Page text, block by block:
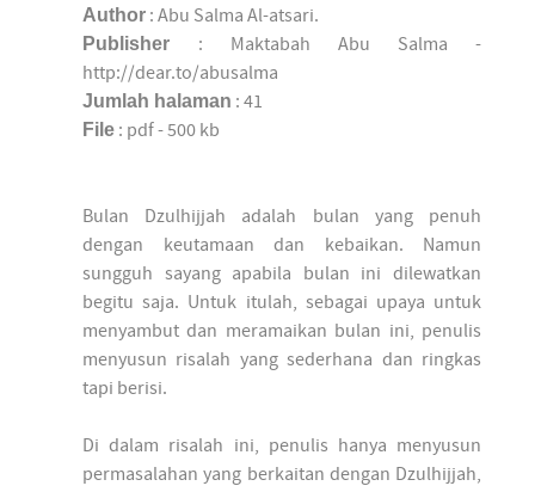
Author : Abu Salma Al-atsari.
Publisher : Maktabah Abu Salma -
http://dear.to/abusalma
Jumlah halaman : 41
File : pdf - 500 kb
Bulan Dzulhijjah adalah bulan yang penuh
dengan keutamaan dan kebaikan. Namun
sungguh sayang apabila bulan ini dilewatkan
begitu saja. Untuk itulah, sebagai upaya untuk
menyambut dan meramaikan bulan ini, penulis
menyusun risalah yang sederhana dan ringkas
tapi berisi.
Di dalam risalah ini, penulis hanya menyusun
permasalahan yang berkaitan dengan Dzulhijjah,